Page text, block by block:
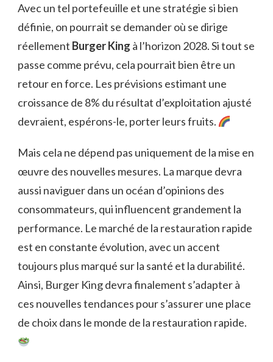
Avec un tel portefeuille et une stratégie si bien
définie, on pourrait se demander où se dirige
réellement Burger King à l’horizon 2028. Si tout se
passe comme prévu, cela pourrait bien être un
retour en force. Les prévisions estimant une
croissance de 8% du résultat d’exploitation ajusté
devraient, espérons-le, porter leurs fruits.
Mais cela ne dépend pas uniquement de la mise en
œuvre des nouvelles mesures. La marque devra
aussi naviguer dans un océan d’opinions des
consommateurs, qui influencent grandement la
performance. Le marché de la restauration rapide
est en constante évolution, avec un accent
toujours plus marqué sur la santé et la durabilité.
Ainsi, Burger King devra finalement s’adapter à
ces nouvelles tendances pour s’assurer une place
de choix dans le monde de la restauration rapide.